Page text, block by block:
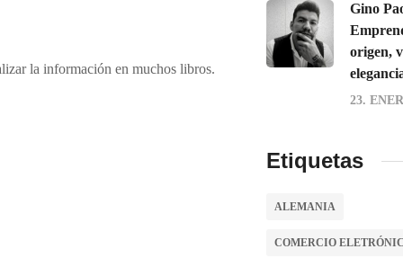
la información en muchos libros.
Gino
origen,
23.
Etiquetas
ALEMANIA
COMERCIO